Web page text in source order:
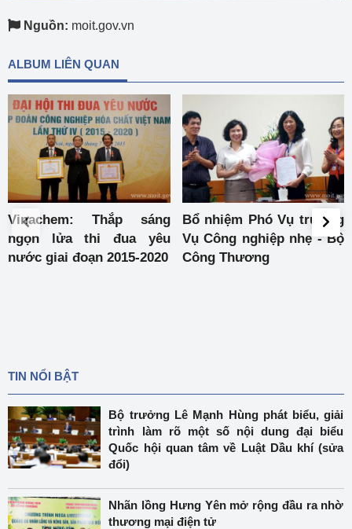
Nguồn: moit.gov.vn
ALBUM LIÊN QUAN
Bổ nhiệm Phó Vụ trưởng
Vụ Công nghiệp nhẹ - Bộ
Công Thương
6 tháng đầu năm 2015:
Sản xuất công nghiệp có
sức phục hồi mạnh
TIN NỔI BẬT
Bộ trưởng Lê Mạnh Hùng phát biểu, giải
trình làm rõ một số nội dung đại biểu
Quốc hội quan tâm về Luật Dầu khí (sửa
đổi)
Nhãn lồng Hưng Yên mở rộng đầu ra nhờ
thương mại điện tử